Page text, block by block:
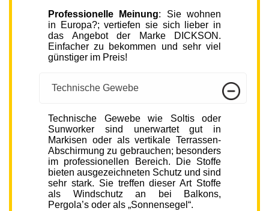
Professionelle Meinung: Sie wohnen
in Europa?; vertiefen sie sich lieber in
das Angebot der Marke DICKSON.
Einfacher zu bekommen und sehr viel
günstiger im Preis!
Technische Gewebe
Technische Gewebe wie Soltis oder
Sunworker sind unerwartet gut in
Markisen oder als vertikale Terrassen-
Abschirmung zu gebrauchen; besonders
im professionellen Bereich. Die Stoffe
bieten ausgezeichneten Schutz und sind
sehr stark. Sie treffen dieser Art Stoffe
als Windschutz an bei Balkons,
Pergola’s oder als „Sonnensegel“.